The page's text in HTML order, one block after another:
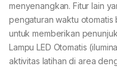
menyenangkan. Fitur lain
pengaturan waktu otomatis
untuk memberikan
Lampu LED Otomatis
aktivitas latihan di area